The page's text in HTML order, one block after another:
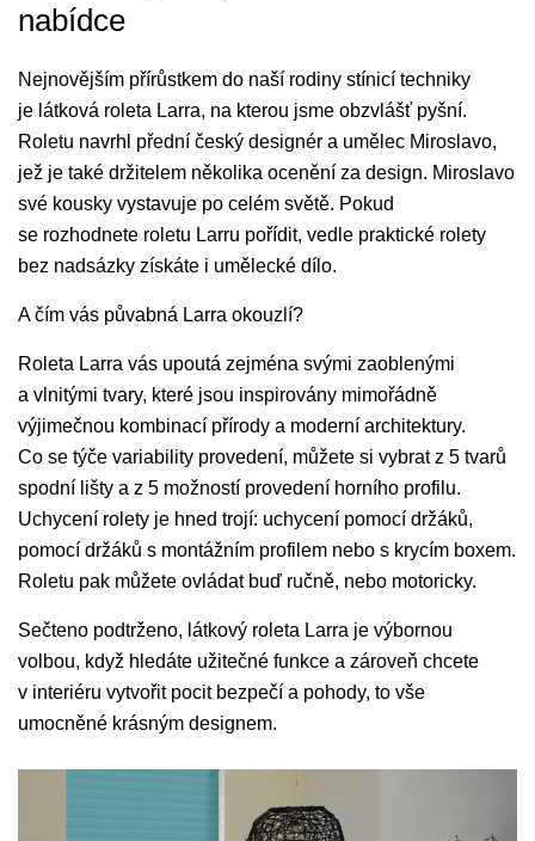
nabídce
Nejnovějším přírůstkem do naší rodiny stínicí techniky
je látková roleta Larra, na kterou jsme obzvlášť pyšní.
Roletu navrhl přední český designér a umělec Miroslavo,
jež je také držitelem několika ocenění za design. Miroslavo
své kousky vystavuje po celém světě. Pokud
se rozhodnete roletu Larru pořídit, vedle praktické rolety
bez nadsázky získáte i umělecké dílo.
A čím vás půvabná Larra okouzlí?
Roleta Larra vás upoutá zejména svými zaoblenými
a vlnitými tvary, které jsou inspirovány mimořádně
výjimečnou kombinací přírody a moderní architektury.
Co se týče variability provedení, můžete si vybrat z 5 tvarů
spodní lišty a z 5 možností provedení horního profilu.
Uchycení rolety je hned trojí: uchycení pomocí držáků,
pomocí držáků s montážním profilem nebo s krycím boxem.
Roletu pak můžete ovládat buď ručně, nebo motoricky.
Sečteno podtrženo, látkový roleta Larra je výbornou
volbou, když hledáte užitečné funkce a zároveň chcete
v interiéru vytvořit pocit bezpečí a pohody, to vše
umocněné krásným designem.